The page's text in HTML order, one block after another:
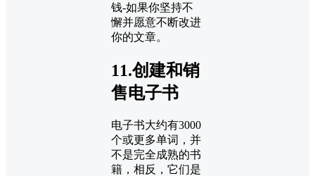
钱-如果你坚持不
懈并愿意不断改进
你的文章。
11.创建和销
售电子书
电子书大约有3000
个或更多单词，并
不是完全成熟的书
籍，相反，它们是